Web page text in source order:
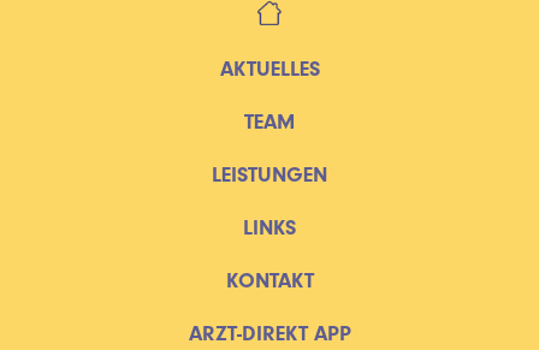
AKTUELLES
TEAM
LEISTUNGEN
LINKS
KONTAKT
ARZT-DIREKT APP